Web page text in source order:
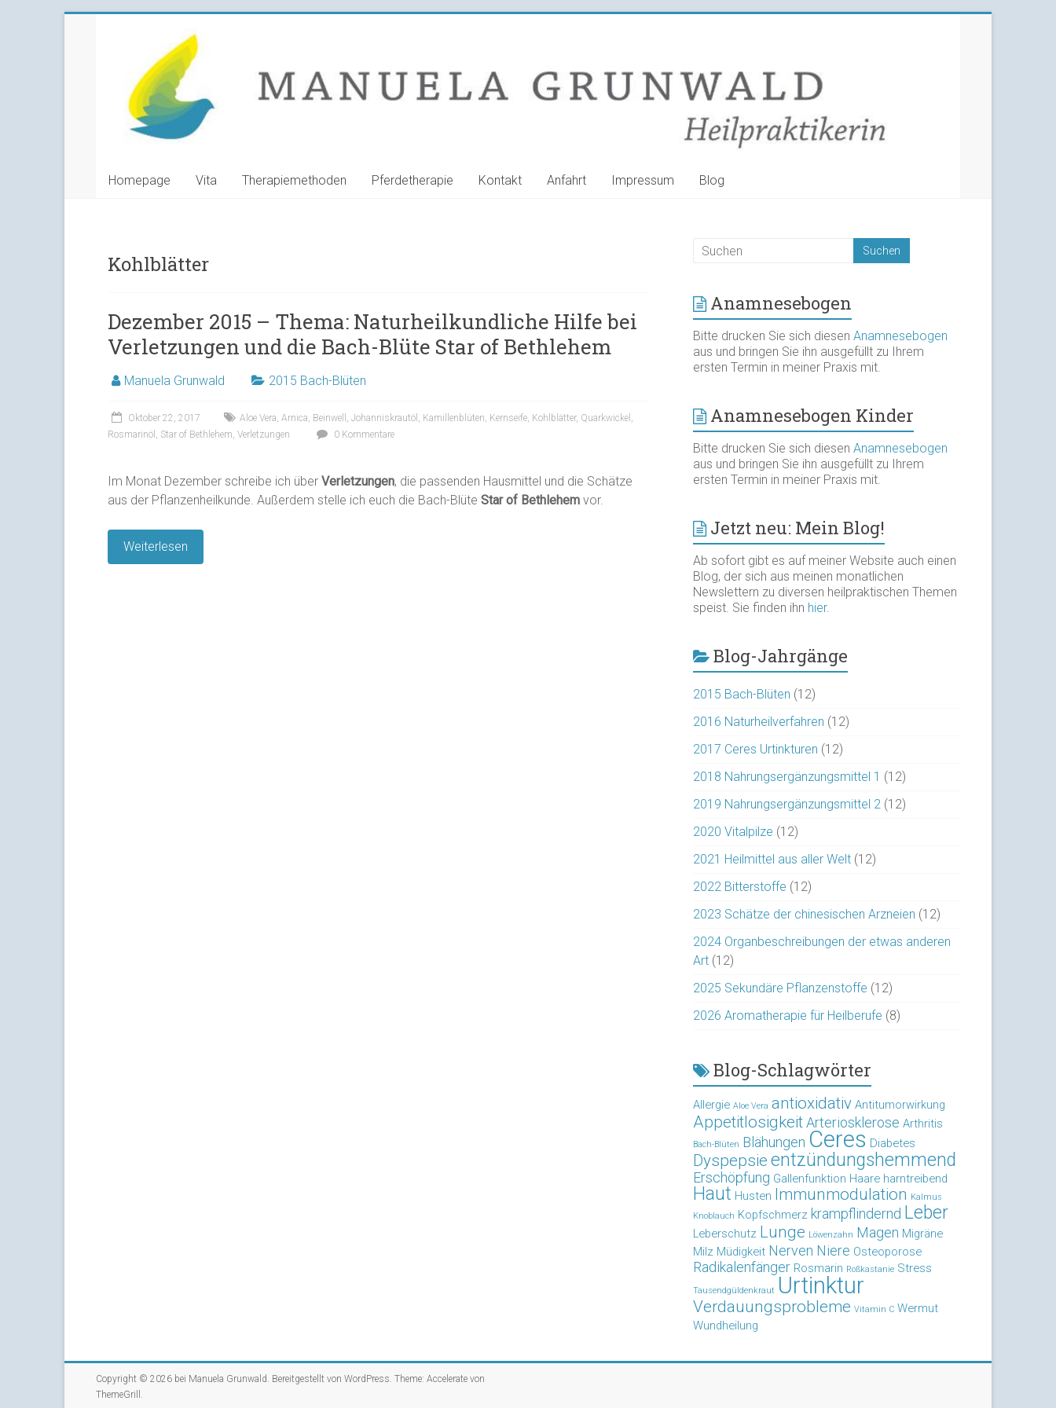
Manuela
Grunwald
Heilpraktikerin
Homepage Vita Therapiemethoden Pferdetherapie Kontakt Anfahrt Impressum Blog
Kohlblätter
Dezember 2015 – Thema: Naturheilkundliche Hilfe bei
Verletzungen und die Bach-Blüte Star of Bethlehem
Manuela Grunwald 2015 Bach-Blüten
Oktober 22, 2017 Aloe Vera, Arnica, Beinwell , Johanniskrautöl , Kamillenblüten, Kernseife, Kohlblätter, Quarkwickel ,
Rosmarinöl , Star of Bethlehem, Verletzungen 0 Kommentare
Im Monat Dezember schreibe ich über Verletzungen, die passenden Hausmittel und die Schätze
aus der Pflanzenheilkunde. Außerdem stelle ich euch die Bach-Blüte Star of Bethlehem vor.
Weiterlesen
Anamnesebogen
Bitte drucken Sie sich diesenAnamnesebogen
aus und bringen Sie ihn ausgefüllt zu Ihrem
ersten Termin in meiner Praxis mit.
Anamnesebogen Kinder
Bitte drucken Sie sich diesenAnamnesebogen
aus und bringen Sie ihn ausgefüllt zu Ihrem
ersten Termin in meiner Praxis mit.
Jetzt neu: Mein Blog!
Ab sofort gibt es auf meiner Website auch einen
Blog, der sich aus meinen monatlichen
Newslettern zu diversen heilpraktischen Themen
speist. Sie finden ihn hier.
Blog-Jahrgänge
2015 Bach-Blüten (12)
2016 Naturheilverfahren (12)
2017 Ceres Urtinkturen (12)
2018 Nahrungsergänzungsmittel 1 (12)
2019 Nahrungsergänzungsmittel 2 (12)
2020 Vitalpilze (12)
2021 Heilmittel aus aller Welt (12)
2022 Bitterstoffe (12)
2023 Schätze der chinesischen Arzneien (12)
2024 Organbeschreibungen der etwas anderen
Art (12)
2025 Sekundäre Pflanzenstoffe (12)
2026 Aromatherapie für Heilberufe (8)
Blog-Schlagwörter
Allergie Aloe Vera antioxidativ Antitumorwirkung
AppetitlosigkeitArteriosklerose Arthritis
Bach-Blüten Blähungen Ceres Diabetes
Dyspepsie entzündungshemmend
Erschöpfung Gallenfunktion Haare harntreibend
Haut Husten Immunmodulation Kalmus
Knoblauch Kopfschmerz krampflindernd Leber
Leberschutz Lunge Löwenzahn Magen Migräne
Milz Müdigkeit Nerven Niere Osteoporose
Radikalenfänger Rosmarin Roßkastanie Stress
Tausendgüldenkraut Urtinktur
Verdauungsprobleme Vitamin C Wermut
Wundheilung
Copyright © 2026 bei Manuela Grunwald. Bereitgestellt von WordPress. Theme: Accelerate von
ThemeGrill .